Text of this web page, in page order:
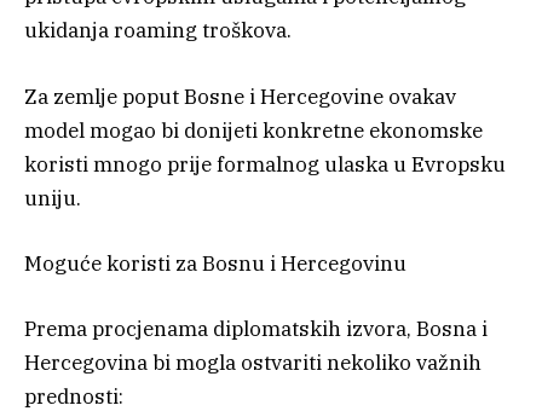
ukidanja roaming troškova.
Za zemlje poput Bosne i Hercegovine ovakav
model mogao bi donijeti konkretne ekonomske
koristi mnogo prije formalnog ulaska u Evropsku
uniju.
Moguće koristi za Bosnu i Hercegovinu
Prema procjenama diplomatskih izvora, Bosna i
Hercegovina bi mogla ostvariti nekoliko važnih
prednosti: